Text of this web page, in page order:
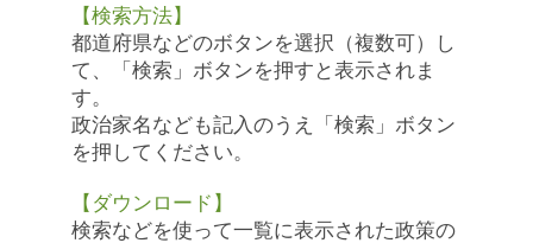
【検索方法】
都道府県などのボタンを選択（複数可）し
て、「検索」ボタンを押すと表示されま
す。
政治家名なども記入のうえ「検索」ボタン
を押してください。
【ダウンロード】
検索などを使って一覧に表示された政策の